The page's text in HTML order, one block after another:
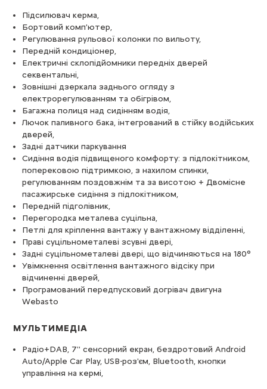
Підсилювач керма,
Бортовий комп'ютер,
Регулювання рульової колонки по вильоту,
Передній кондиціонер,
Електричні склопідйомники передніх дверей
секвентальні,
Зовнішні дзеркала заднього огляду з
електрорегулюванням та обігрівом,
Багажна полиця над сидінням водія,
Лючок паливного бака, інтегрований в стійку водійських
дверей,
Задні датчики паркування
Сидіння водія підвищеного комфорту: з підлокітником,
поперековою підтримкою, з нахилом спинки,
регулюванням поздовжнім та за висотою + Двомісне
пасажирське сидіння з підлокітником,
Передній підголівник,
Перегородка металева суцільна,
Петлі для кріплення вантажу у вантажному відділенні,
Праві суцільнометалеві зсувні двері,
Задні суцільнометалеві двері, що відчиняються на 180°
Увімкнення освітлення вантажного відсіку при
відчиненні дверей,
Програмований передпусковий догрівач двигуна
Webasto
МУЛЬТИМЕДІА
Радіо+DAB, 7'' сенсорний екран, бездротовий Android
Auto/Apple Car Play, USB-роз'єм, Bluetooth, кнопки
управління на кермі,